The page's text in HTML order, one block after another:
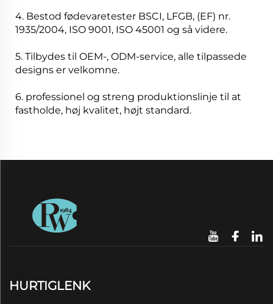
4. Bestod fødevaretester BSCI, LFGB, (EF) nr.
1935/2004, ISO 9001, ISO 45001 og så videre.
5. Tilbydes til OEM-, ODM-service, alle tilpassede
designs er velkomne.
6. professionel og streng produktionslinje til at
fastholde, høj kvalitet, højt standard.
HURTIGLENK